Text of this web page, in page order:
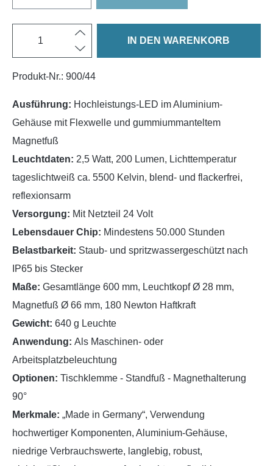
IN DEN WARENKORB
Produkt-Nr.: 900/44
Ausführung: Hochleistungs-LED im Aluminium-
Gehäuse mit Flexwelle und gummiummanteltem
Magnetfuß
Leuchtdaten: 2,5 Watt, 200 Lumen, Lichttemperatur
tageslichtweiß ca. 5500 Kelvin, blend- und flackerfrei,
reflexionsarm
Versorgung: Mit Netzteil 24 Volt
Lebensdauer Chip: Mindestens 50.000 Stunden
Belastbarkeit: Staub- und spritzwassergeschützt nach
IP65 bis Stecker
Maße: Gesamtlänge 600 mm, Leuchtkopf Ø 28 mm,
Magnetfuß Ø 66 mm, 180 Newton Haftkraft
Gewicht: 640 g Leuchte
Anwendung: Als Maschinen- oder
Arbeitsplatzbeleuchtung
Optionen: Tischklemme - Standfuß - Magnethalterung
90°
Merkmale: „Made in Germany“, Verwendung
hochwertiger Komponenten, Aluminium-Gehäuse,
niedrige Verbrauchswerte, langlebig, robust,